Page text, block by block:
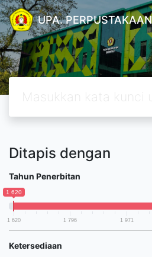
UPA. PERPUSTAKAAN
Ditapis dengan
Tahun Penerbitan
1 620
1 620 1 796 1 971
Ketersediaan